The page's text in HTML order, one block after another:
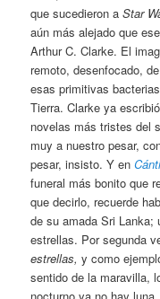
que sucedieron aStar
aún más alejado que
Arthur C. Clarke. El
remoto, desenfocado,
esas primitivas
Tierra. Clarke ya
novelas más tristes del
muy a nuestro pesar,
pesar, insisto. Y en
funeral más bonito que
que decirlo, recuerde
de su amada Sri Lanka;
estrellas. Por segunda
estrellas, y como
sentido de la maravilla,